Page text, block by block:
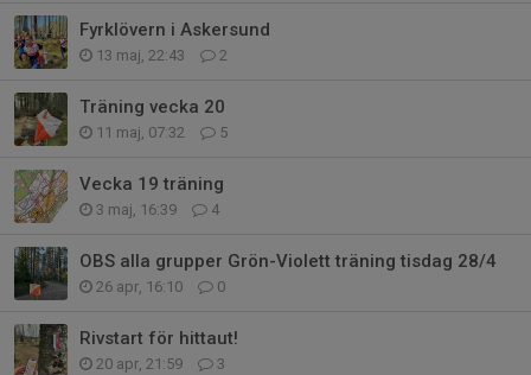
Fyrklövern i Askersund
13 maj, 22:43 2
Träning vecka 20
11 maj, 07:32 5
Vecka 19 träning
3 maj, 16:39 4
OBS alla grupper Grön-Violett träning tisdag 28/4
26 apr, 16:10 0
Rivstart för hittaut!
20 apr, 21:59 3